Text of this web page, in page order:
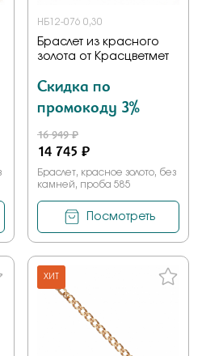
НБ12-076 0,30
Браслет из красного
золота от Красцветмет
Скидка по
промокоду 3%
16 949 ₽
14 745 ₽
Браслет, красное золото, без
камней, проба 585
Посмотреть
ХИТ